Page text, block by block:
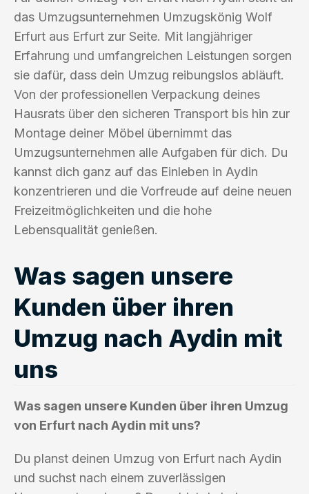
das Umzugsunternehmen Umzugskönig Wolf
Erfurt aus Erfurt zur Seite. Mit langjähriger
Erfahrung und umfangreichen Leistungen sorgen
sie dafür, dass dein Umzug reibungslos abläuft.
Von der professionellen Verpackung deines
Hausrats über den sicheren Transport bis hin zur
Montage deiner Möbel übernimmt das
Umzugsunternehmen alle Aufgaben für dich. Du
kannst dich ganz auf das Einleben in Aydin
konzentrieren und die Vorfreude auf deine neuen
Freizeitmöglichkeiten und die hohe
Lebensqualität genießen.
Was sagen unsere
Kunden über ihren
Umzug nach Aydin mit
uns
Was sagen unsere Kunden über ihren Umzug
von Erfurt nach Aydin mit uns?
Du planst deinen Umzug von Erfurt nach Aydin
und suchst nach einem zuverlässigen